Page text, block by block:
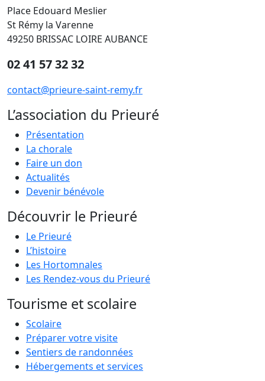
Place Edouard Meslier
St Rémy la Varenne
49250 BRISSAC LOIRE AUBANCE
02 41 57 32 32
contact@prieure-saint-remy.fr
L’association du Prieuré
Présentation
La chorale
Faire un don
Actualités
Devenir bénévole
Découvrir le Prieuré
Le Prieuré
L’histoire
Les Hortomnales
Les Rendez-vous du Prieuré
Tourisme et scolaire
Scolaire
Préparer votre visite
Sentiers de randonnées
Hébergements et services